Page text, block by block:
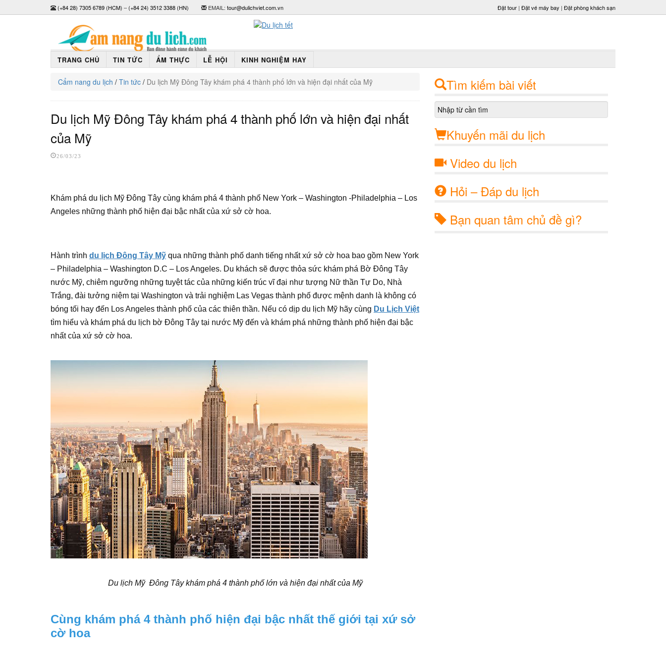
(+84 28) 7305 6789 (HCM) –(+84 24) 3512 3388 (HN) EMAIL: tour@dulichviet.com.vn Đặt tour | Đặt vé máy bay | Đặt phòng khách sạn
TRANG CHỦ TIN TỨC ẨM THỰC LỄ HỘI KINH NGHIỆM HAY
Cẩm nang du lịch / Tin tức / Du lịch Mỹ Đông Tây khám phá 4 thành phố lớn và hiện đại nhất của Mỹ
Du lịch Mỹ Đông Tây khám phá 4 thành phố lớn và hiện đại nhất
của Mỹ
26/03/23
Khám phá du lịch Mỹ Đông Tây cùng khám phá 4 thành phố New York – Washington -Philadelphia – Los
Angeles những thành phố hiện đại bậc nhất của xứ sở cờ hoa.
Hành trình du lịch Đông Tây Mỹ qua những thành phố danh tiếng nhất xứ sở cờ hoa bao gồm New York
– Philadelphia – Washington D.C – Los Angeles. Du khách sẽ được thỏa sức khám phá Bờ Đông Tây
nước Mỹ, chiêm ngưỡng những tuyệt tác của những kiến trúc vĩ đại như tượng Nữ thần Tự Do, Nhà
Trắng, đài tưởng niệm tại Washington và trải nghiệm Las Vegas thành phố được mệnh danh là không có
bóng tối hay đến Los Angeles thành phố của các thiên thần. Nếu có dịp du lịch Mỹ hãy cùng Du Lịch Việt
tìm hiểu và khám phá du lịch bờ Đông Tây tại nước Mỹ đến và khám phá những thành phố hiện đại bậc
nhất của xứ sở cờ hoa.
Du lịch Mỹ Đông Tây khám phá 4 thành phố lớn và hiện đại nhất của Mỹ
Cùng khám phá 4 thành phố hiện đại bậc nhất thế giới tại xứ sở
cờ hoa
Tìm kiếm bài viết
Khuyến mãi du lịch
Video du lịch
Hỏi – Đáp du lịch
Bạn quan tâm chủ đề gì?